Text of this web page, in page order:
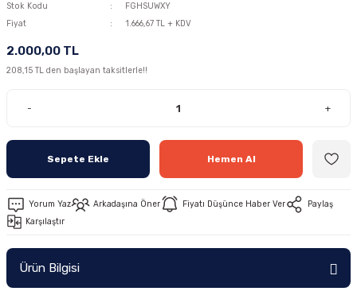
Stok Kodu
FGHSUWXY
Fiyat
1.666,67 TL + KDV
2.000,00 TL
208,15 TL den başlayan taksitlerle!!
- +
Sepete Ekle Hemen Al
Yorum Yaz Arkadaşına Öner Fiyatı Düşünce Haber Ver
Paylaş
Karşılaştır
Ürün Bilgisi